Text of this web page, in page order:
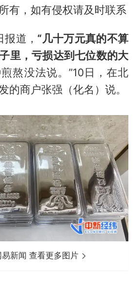
有，如有侵权请及时联系
道， “几十万元真的不算
里，亏损达到七位数的大
熬没法说。”10日，在北
的商户张强（化名）说。
易新闻 查看更多图片